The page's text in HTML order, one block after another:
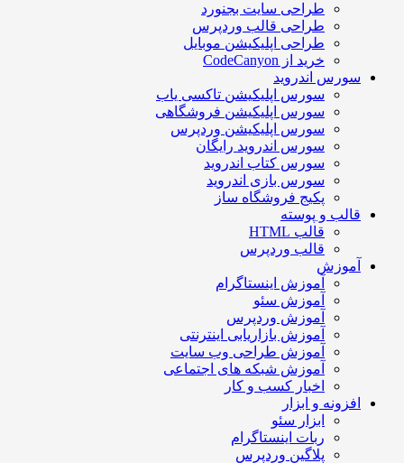
طراحی سایت بجنورد
طراحی قالب وردپرس
طراحی اپلیکیشن موبایل
خرید از CodeCanyon
سورس اندروید
سورس اپلیکیشن تاکسی یاب
سورس اپلیکیشن فروشگاهی
سورس اپلیکیشن وردپرس
سورس اندروید رایگان
سورس کتاب اندروید
سورس بازی اندروید
پکیج فروشگاه ساز
قالب و پوسته
قالب HTML
قالب وردپرس
آموزش
آموزش اینستاگرام
آموزش سئو
آموزش وردپرس
آموزش بازاریابی اینترنتی
آموزش طراحی وب سایت
آموزش شبکه های اجتماعی
اخبار کسب و کار
افزونه و ابزار
ابزار سئو
ربات اینستاگرام
پلاگین وردپرس